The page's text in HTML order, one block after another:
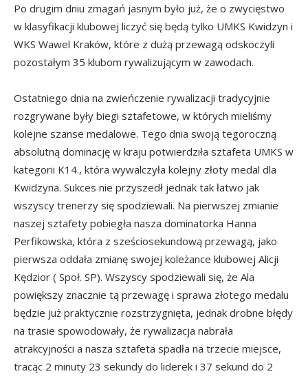
Po drugim dniu zmagań jasnym było już, że o zwycięstwo
w klasyfikacji klubowej liczyć się będą tylko UMKS Kwidzyn i
WKS Wawel Kraków, które z dużą przewagą odskoczyli
pozostałym 35 klubom rywalizującym w zawodach.
Ostatniego dnia na zwieńczenie rywalizacji tradycyjnie
rozgrywane były biegi sztafetowe, w których mieliśmy
kolejne szanse medalowe. Tego dnia swoją tegoroczną
absolutną dominację w kraju potwierdziła sztafeta UMKS w
kategorii K14., która wywalczyła kolejny złoty medal dla
Kwidzyna. Sukces nie przyszedł jednak tak łatwo jak
wszyscy trenerzy się spodziewali. Na pierwszej zmianie
naszej sztafety pobiegła nasza dominatorka Hanna
Perfikowska, która z sześciosekundową przewagą, jako
pierwsza oddała zmianę swojej koleżance klubowej Alicji
Kędzior ( Społ. SP). Wszyscy spodziewali się, że Ala
powiększy znacznie tą przewagę i sprawa złotego medalu
będzie już praktycznie rozstrzygnięta, jednak drobne błędy
na trasie spowodowały, że rywalizacja nabrała
atrakcyjności a nasza sztafeta spadła na trzecie miejsce,
tracąc 2 minuty 23 sekundy do liderek i 37 sekund do 2